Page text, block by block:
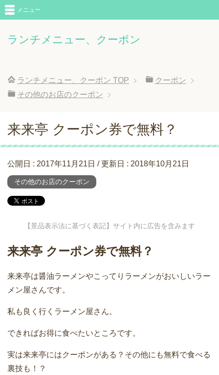
ランチメニュー、クーポン
メニュー
ランチメニュー、クーポン TOP
クーポン
その他のお店のクーポン
来来亭 クーポン券で無料？
公開日 : 2017年11月21日 / 更新日 : 2018年10月21日
その他のお店のクーポン
【景品表示法に基づく表記】サイト内に広告を含みます
来来亭 クーポン券で無料？
来来亭は醤油ラーメンやこってりラーメンがおいしいラー
メン屋さんです。
私も良く行くラーメン屋さん。
できればお得に食べたいところです。
実は来来亭にはクーポンがある？その他にも無料で食べる
裏技も！？